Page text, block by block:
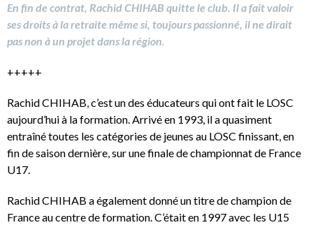
En fin de contrat, Rachid CHIHAB quitte le club. Il a fait valoir
ses droits à la retraite même si, toujours passionné, il ne dirait
pas non à un projet dans la région.
+++++
Rachid CHIHAB, c’est un des éducateurs qui ont fait le LOSC
aujourd’hui à la formation. Arrivé en 1993, il a quasiment
entraîné toutes les catégories de jeunes au LOSC finissant, en
fin de saison dernière, sur une finale de championnat de France
U17.
Rachid CHIHAB a également donné un titre de champion de
France au centre de formation. C’était en 1997 avec les U15